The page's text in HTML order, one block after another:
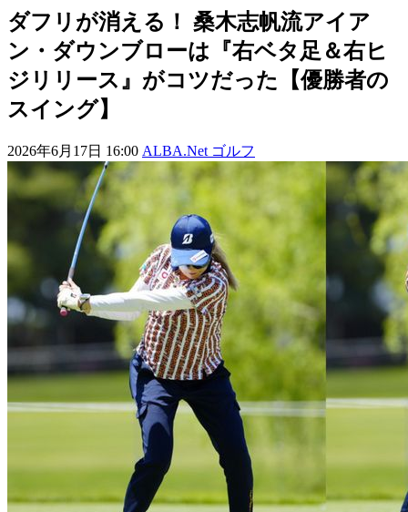
ダフリが消える！ 桑木志帆流アイア
ン・ダウンブローは『右ベタ足＆右ヒ
ジリリース』がコツだった【優勝者の
スイング】
2026年6月17日 16:00 ALBA.Net ゴルフ